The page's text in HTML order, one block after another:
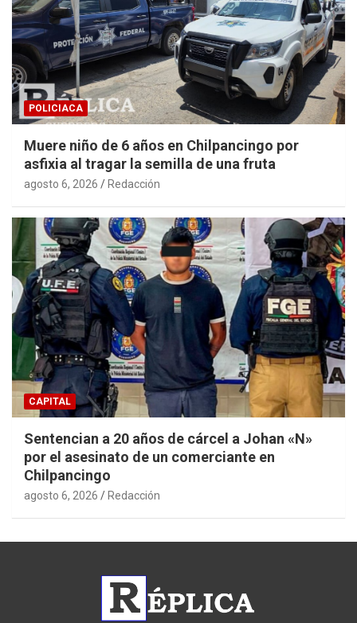
POLICIACA
Muere niño de 6 años en Chilpancingo por
asfixia al tragar la semilla de una fruta
agosto 6, 2026 Redacción
CAPITAL
Sentencian a 20 años de cárcel a Johan «N»
por el asesinato de un comerciante en
Chilpancingo
agosto 6, 2026 Redacción